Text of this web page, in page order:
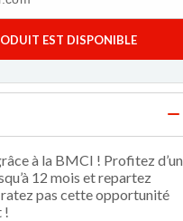
EST DISPONIBLE
à la BMCI ! Profitez d’un
12 mois et repartez
pas cette opportunité
!